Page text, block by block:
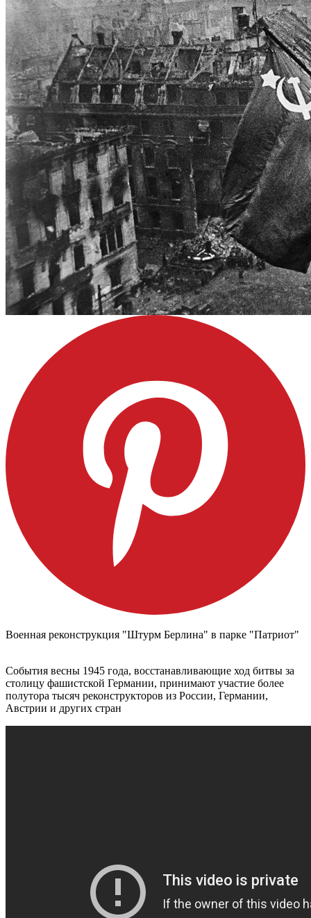
Военная реконструкция "Штурм Берлина" в парке "Патриот"
События весны 1945 года, восстанавливающие ход битвы за
столицу фашистской Германии, принимают участие более
полутора тысяч реконструкторов из России, Германии,
Австрии и других стран